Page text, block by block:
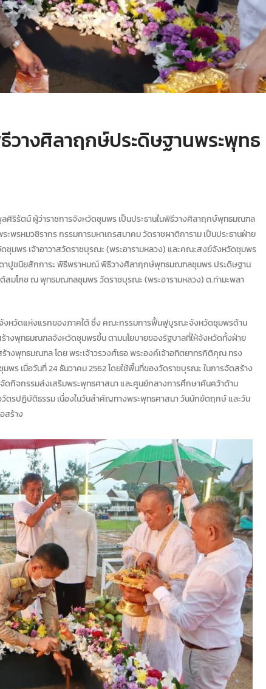
างศิลาฤกษ์ประดิษฐานพระพุทธ
ลศิริรัตน์ ผู้ว่าราชการจังหวัดชุมพร เป็นประธานในพิธีวางศิลาฤกษ์พุทธมณฑล
รหมวชิรากร กรรมการมหาเถรสมาคม วัดราชผาติการาม เป็นประธานฝ่าย
มพร เจ้าอาวาสวัดราชบุรณะ (พระอารามหลวง) และคณะสงฆ์จังหวัดชุมพร
าปูชนียสักการะ พิธีพราหมณ์ พิธีวางศิลาฤกษ์พุทธมณฑลชุมพร ประดิษฐาน
มโภช ณ พุทธมณฑลชุมพร วัดราชบุรณะ (พระอารามหลวง) ต.ท่ามะพลา
หวัดแห่งแรกของภาคใต้ ซึ่ง คณะกรรมการฟื้นฟูบูรณะจังหวัดชุมพรด้าน
างพุทธมณฑลจังหวัดชุมพรขึ้น ตามนโยบายของรัฐบาลที่ให้จังหวัดทั้งฝ่าย
งพุทธมณฑล โดย พระเจ้าวรวงศ์เธอ พระองค์เจ้าอทิตยาทรกิติคุณ ทรง
ร เมื่อวันที่ 24 ธันวาคม 2562 โดยใช้พื้นที่ของวัดราชบุรณะ ในการจัดสร้าง
ดกิจกรรมส่งเสริมพระพุทธศาสนา และศูนย์กลางการศึกษาค้นคว้าด้าน
ตรปฏิบัติธรรม เนื่องในวันสำคัญทางพระพุทธศาสนา วันนักขัตฤกษ์ และวัน
สร้าง